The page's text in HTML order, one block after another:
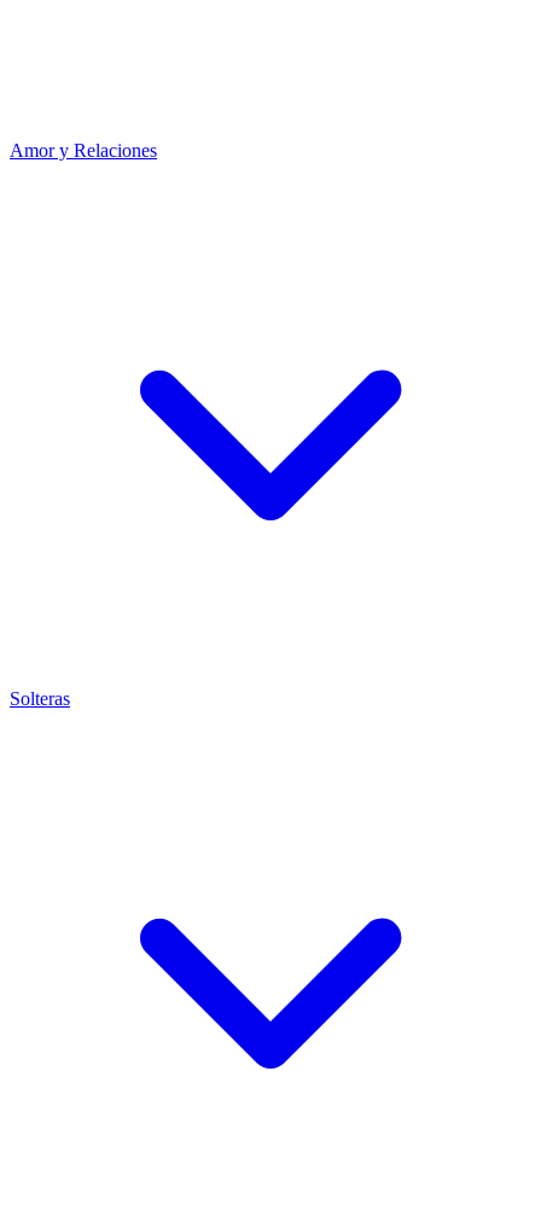
Amor y Relaciones
Solteras